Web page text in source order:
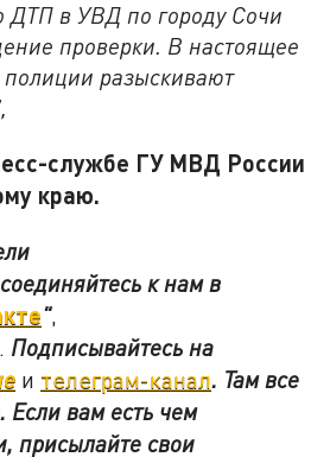
ДТП в УВД по городу Сочи
проверки. В настоящее
полиции разыскивают
службе ГУ МВД России
краю.
к нам в
",
Подписывайтесь на
и телеграм-канал. Там все
Если вам есть чем
присылайте свои